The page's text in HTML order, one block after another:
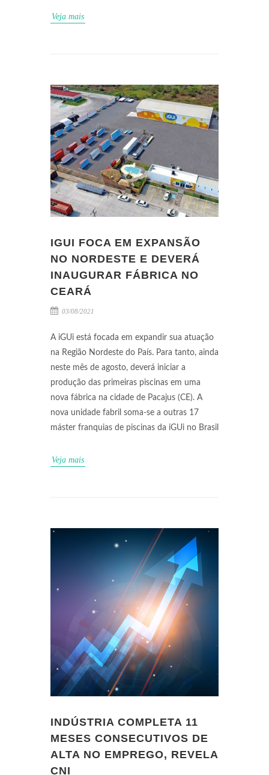
Veja mais
IGUI FOCA EM EXPANSÃO
NO NORDESTE E DEVERÁ
INAUGURAR FÁBRICA NO
CEARÁ
03/08/2021
A iGUi está focada em expandir sua atuação
na Região Nordeste do País. Para tanto, ainda
neste mês de agosto, deverá iniciar a
produção das primeiras piscinas em uma
nova fábrica na cidade de Pacajus (CE). A
nova unidade fabril soma-se a outras 17
máster franquias de piscinas da iGUi no Brasil
Veja mais
INDÚSTRIA COMPLETA 11
MESES CONSECUTIVOS DE
ALTA NO EMPREGO, REVELA
CNI